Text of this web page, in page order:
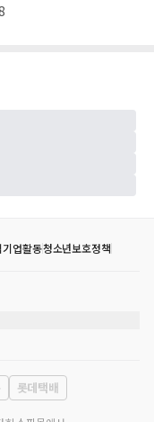
업활동청소년보호정책
롯데택배